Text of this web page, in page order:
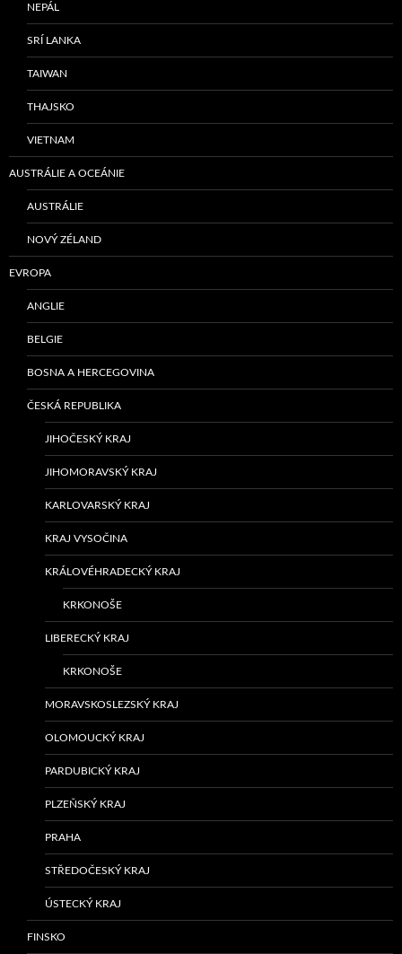
NEPÁL
SRÍ LANKA
TAIWAN
THAJSKO
VIETNAM
AUSTRÁLIE A OCEÁNIE
AUSTRÁLIE
NOVÝ ZÉLAND
EVROPA
ANGLIE
BELGIE
BOSNA A HERCEGOVINA
ČESKÁ REPUBLIKA
JIHOČESKÝ KRAJ
JIHOMORAVSKÝ KRAJ
KARLOVARSKÝ KRAJ
KRAJ VYSOČINA
KRÁLOVÉHRADECKÝ KRAJ
KRKONOŠE
LIBERECKÝ KRAJ
KRKONOŠE
MORAVSKOSLEZSKÝ KRAJ
OLOMOUCKÝ KRAJ
PARDUBICKÝ KRAJ
PLZEŇSKÝ KRAJ
PRAHA
STŘEDOČESKÝ KRAJ
ÚSTECKÝ KRAJ
FINSKO